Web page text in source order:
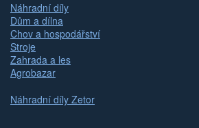
Náhradní díly
Dům a dílna
Chov a hospodářství
Stroje
Zahrada a les
Agrobazar
Náhradní díly Zetor